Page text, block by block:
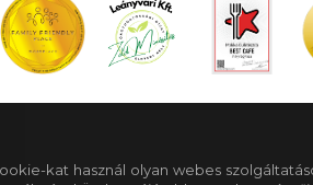
kat használ olyan webes